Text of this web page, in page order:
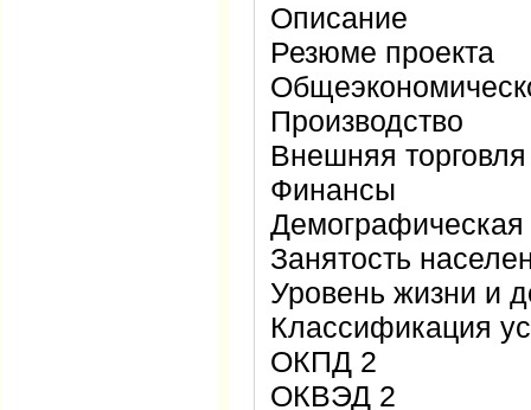
Описание
Резюме проекта
Производство
Внешняя торговля
Финансы
Демографическая
Занятость
Уровень жизни и
Классификация
ОКПД 2
ОКВЭД 2